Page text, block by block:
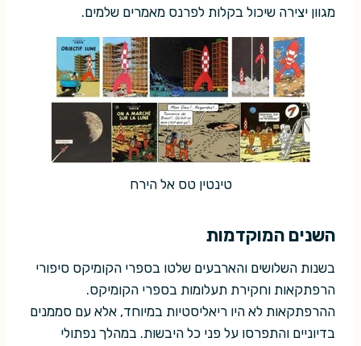
מגוון יצירה שיכול בקלות לפרנס מאמרים שלמים.
טינטין טס אל הירח
השנים המוקדמות
בשנות השלושים והארבעים שלטו בספרי הקומיקס סיפורי
הרפתקאות וחקירת תעלומות בספרי הקומיקס.
ההרפתקאות לא היו ריאליסטיות במיוחד, אלא עם סממנים
בדיוניים והתפרסו על פני כל היבשות. במהלך נפתולי